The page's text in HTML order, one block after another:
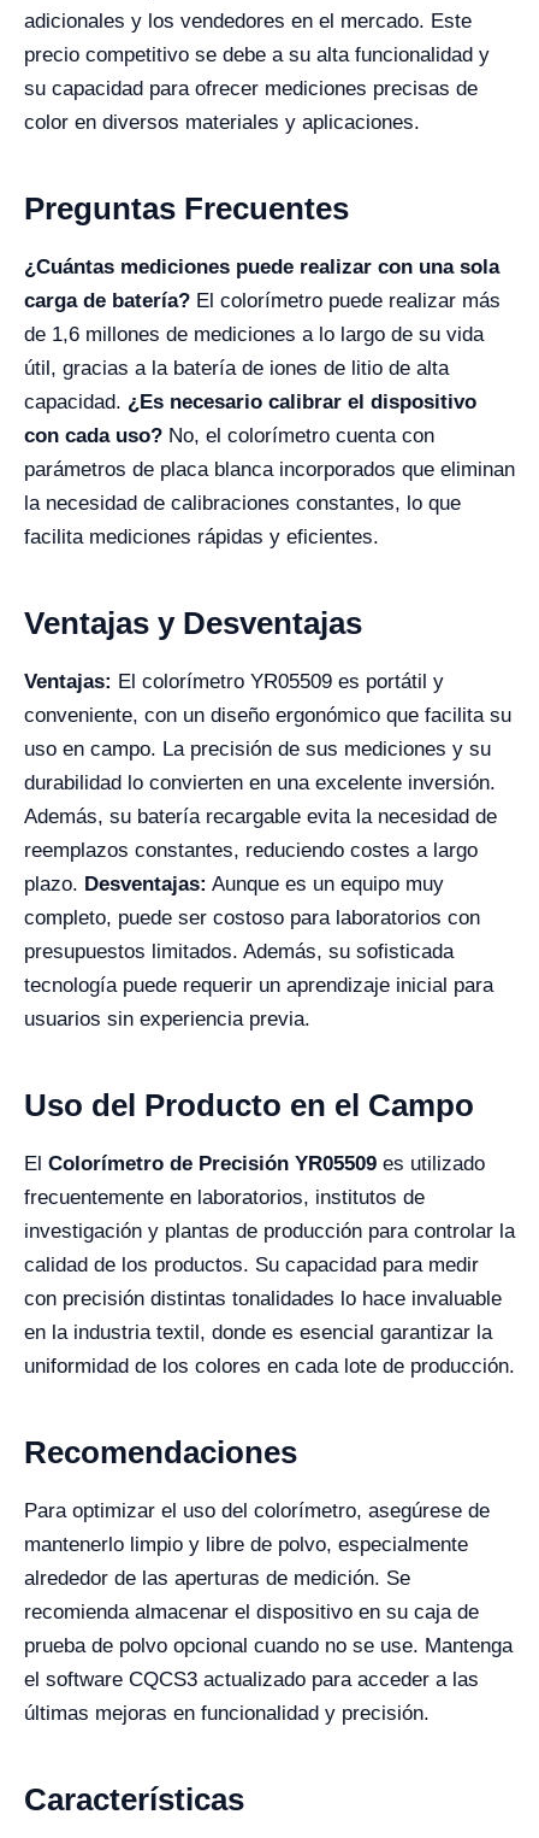
adicionales y los vendedores en el mercado. Este
precio competitivo se debe a su alta funcionalidad y
su capacidad para ofrecer mediciones precisas de
color en diversos materiales y aplicaciones.
Preguntas Frecuentes
¿Cuántas mediciones puede realizar con una sola
carga de batería? El colorímetro puede realizar más
de 1,6 millones de mediciones a lo largo de su vida
útil, gracias a la batería de iones de litio de alta
capacidad. ¿Es necesario calibrar el dispositivo
con cada uso? No, el colorímetro cuenta con
parámetros de placa blanca incorporados que eliminan
la necesidad de calibraciones constantes, lo que
facilita mediciones rápidas y eficientes.
Ventajas y Desventajas
Ventajas: El colorímetro YR05509 es portátil y
conveniente, con un diseño ergonómico que facilita su
uso en campo. La precisión de sus mediciones y su
durabilidad lo convierten en una excelente inversión.
Además, su batería recargable evita la necesidad de
reemplazos constantes, reduciendo costes a largo
plazo. Desventajas: Aunque es un equipo muy
completo, puede ser costoso para laboratorios con
presupuestos limitados. Además, su sofisticada
tecnología puede requerir un aprendizaje inicial para
usuarios sin experiencia previa.
Uso del Producto en el Campo
El Colorímetro de Precisión YR05509 es utilizado
frecuentemente en laboratorios, institutos de
investigación y plantas de producción para controlar la
calidad de los productos. Su capacidad para medir
con precisión distintas tonalidades lo hace invaluable
en la industria textil, donde es esencial garantizar la
uniformidad de los colores en cada lote de producción.
Recomendaciones
Para optimizar el uso del colorímetro, asegúrese de
mantenerlo limpio y libre de polvo, especialmente
alrededor de las aperturas de medición. Se
recomienda almacenar el dispositivo en su caja de
prueba de polvo opcional cuando no se use. Mantenga
el software CQCS3 actualizado para acceder a las
últimas mejoras en funcionalidad y precisión.
Características